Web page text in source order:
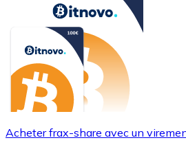
Acheter frax-share avec un